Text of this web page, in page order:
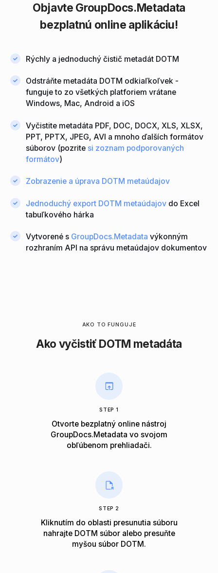
Objavte GroupDocs.Metadata
bezplatnú online aplikáciu!
Rýchly a jednoduchý čistič metadát DOTM
Odstráňte metadáta DOTM odkiaľkoľvek -
funguje to zo všetkých platforiem vrátane
Windows, Mac, Android a iOS
Vyčistite metadáta PDF, DOC, DOCX, XLS, XLSX,
PPT, PPTX, JPEG, AVI a mnoho ďalších formátov
súborov (pozrite si zoznam podporovaných
formátov)
Zobrazenie a úprava DOTM metaúdajov
Jednoduchý export DOTM metaúdajov do Excel
tabuľkového hárka
Vytvorené s GroupDocs.Metadata výkonným
rozhraním API na správu metaúdajov dokumentov
AKO TO FUNGUJE
Ako vyčistiť DOTM metadáta
STEP 1
Otvorte bezplatný online nástroj
GroupDocs.Metadata vo svojom
obľúbenom prehliadači.
STEP 2
Kliknutím do oblasti presunutia súboru
nahrajte DOTM súbor alebo presuňte
myšou súbor DOTM.